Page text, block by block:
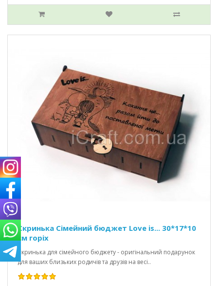
Скринька Сімейний бюджет Love is... 30*17*10
см горіх
Скринька для сімейного бюджету - оригінальний подарунок
для ваших близьких родичів та друзів на весі..